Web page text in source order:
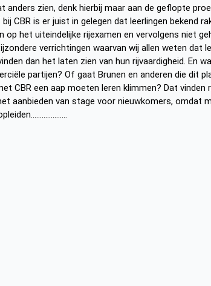
anders zien, denk hierbij maar aan de geflopte
CBR is er juist in gelegen dat leerlingen bekend
op het uiteindelijke rijexamen en vervolgens niet
verrichtingen waarvan wij allen weten dat
dan het laten zien van hun rijvaardigheid. En
partijen? Of gaat Brunen en anderen die dit
CBR een aap moeten leren klimmen? Dat
aanbieden van stage voor nieuwkomers, omdat